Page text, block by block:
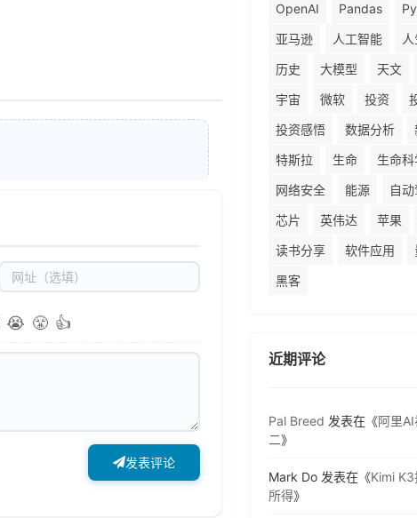
😭 😤 👍
发表评论
OpenAI
Pandas
亚马逊
人工智能
历史
大模型 天文
宇宙
微软 投资
投资感悟
数据分析
特斯拉
生命 生命科
网络安全
能源 自
芯片
英伟达 苹果
读书分享
软件应用
黑客
近期评论
Pal Breed 发表在《阿里
二》
Mark Do 发表在《Kimi
所得》